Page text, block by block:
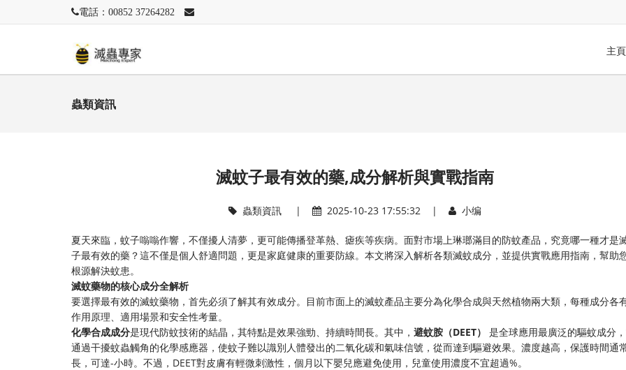
電話：00852 37264282
主頁
蟲類資訊
滅蚊子最有效的藥,成分解析與實戰指南
蟲類資訊 | 2025-10-23 17:55:32 | 小编
夏天來臨，蚊子嗡嗡作響，不僅擾人清夢，更可能傳播登革熱、瘧疾等疾病。面對市場上琳瑯滿目的防蚊產品，究竟哪一種才是
子最有效的藥？這不僅是個人舒適問題，更是家庭健康的重要防線。本文將深入解析各類滅蚊成分，並提供實戰應用指南，幫助
根源解決蚊患。
滅蚊藥物的核心成分全解析
要選擇最有效的滅蚊藥物，首先必須了解其有效成分。目前市面上的滅蚊產品主要分為化學合成與天然植物兩大類，每種成分各
作用原理、適用場景和安全性考量。
化學合成成分是現代防蚊技術的結晶，其特點是效果強勁、持續時間長。其中， 避蚊胺（DEET）
是全球應用最廣泛的驅蚊成分
通過干擾蚊蟲觸角的化學感應器，使蚊子難以識別人體發出的二氧化碳和氣味信號，從而達到驅避效果。濃度越高，保護時間通
長，可達-小時。不過，DEET對皮膚有輕微刺激性，個月以下嬰兒應避免使用，兒童使用濃度不宜超過%。